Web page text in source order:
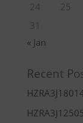
24
25
31
« Jan
Recent